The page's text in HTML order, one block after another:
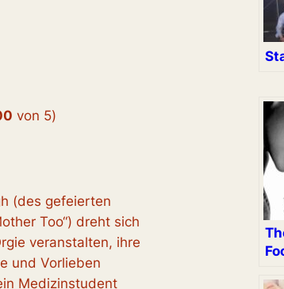
von 5)
(des gefeierten
Too“) dreht sich
veranstalten, ihre
und Vorlieben
Medizinstudent